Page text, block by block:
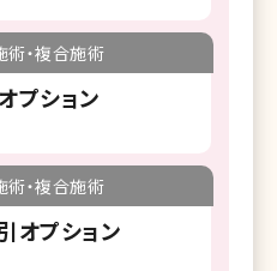
術・複合施術
プション
術・複合施術
オプション